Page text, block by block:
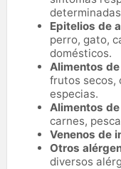
Epitelios de
perro, gato,
domésticos.
Alimentos
frutos secos,
especias.
Alimentos
carnes,
Venenos de
Otros
diversos